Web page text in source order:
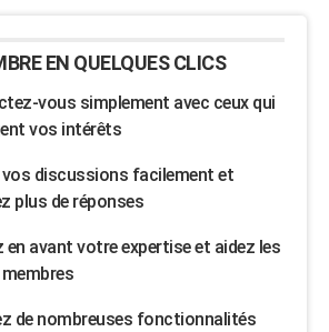
EN QUELQUES CLICS
vous simplement avec ceux qui
vos intérêts
vos discussions facilement et
plus de réponses
en avant votre expertise et aidez les
de nombreuses fonctionnalités